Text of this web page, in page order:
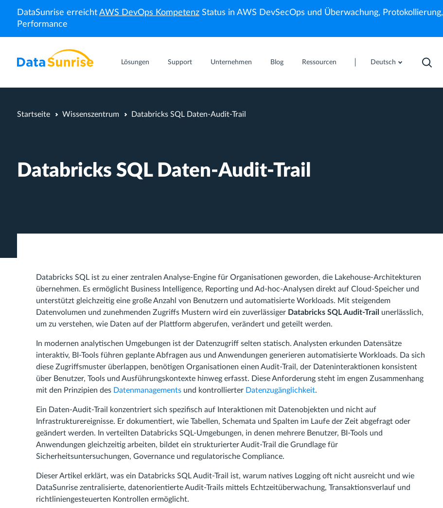
DataSunrise erreicht AWS DevOps Kompetenz Status in AWS DevSecOps und Überwachung, Protokollierung,
Performance
Lösungen Support Unternehmen Blog Ressourcen Deutsch
Startseite Wissenszentrum Databricks SQL Daten-Audit-Trail
Databricks SQL Daten-Audit-Trail
Databricks SQL ist zu einer zentralen Analyse-Engine für Organisationen geworden, die Lakehouse-Architekturen
übernehmen. Es ermöglicht Business Intelligence, Reporting und Ad-hoc-Analysen direkt auf Cloud-Speicher und
unterstützt gleichzeitig eine große Anzahl von Benutzern und automatisierte Workloads. Mit steigendem
Datenvolumen und zunehmenden Zugriffs Mustern wird ein zuverlässiger Databricks SQL Audit-Trail unerlässlich,
um zu verstehen, wie Daten auf der Plattform abgerufen, verändert und geteilt werden.
In modernen analytischen Umgebungen ist der Datenzugriff selten statisch. Analysten erkunden Datensätze
interaktiv, BI-Tools führen geplante Abfragen aus und Anwendungen generieren automatisierte Workloads. Da sich
diese Zugriffsmuster überlappen, benötigen Organisationen einen Audit-Trail, der Dateninteraktionen konsistent
über Benutzer, Tools und Ausführungskontexte hinweg erfasst. Diese Anforderung steht im engen Zusammenhang
mit den Prinzipien des Datenmanagements und kontrollierter Datenzugänglichkeit.
Ein Daten-Audit-Trail konzentriert sich spezifisch auf Interaktionen mit Datenobjekten und nicht auf
Infrastrukturereignisse. Er dokumentiert, wie Tabellen, Schemata und Spalten im Laufe der Zeit abgefragt oder
geändert werden. In verteilten Databricks SQL-Umgebungen, in denen mehrere Benutzer, BI-Tools und
Anwendungen gleichzeitig arbeiten, bildet ein strukturierter Audit-Trail die Grundlage für
Sicherheitsuntersuchungen, Governance und regulatorische Compliance.
Dieser Artikel erklärt, was ein Databricks SQL Audit-Trail ist, warum natives Logging oft nicht ausreicht und wie
DataSunrise zentralisierte, datenorientierte Audit-Trails mittels Echtzeitüberwachung, Transaktionsverlauf und
richtliniengesteuerten Kontrollen ermöglicht.